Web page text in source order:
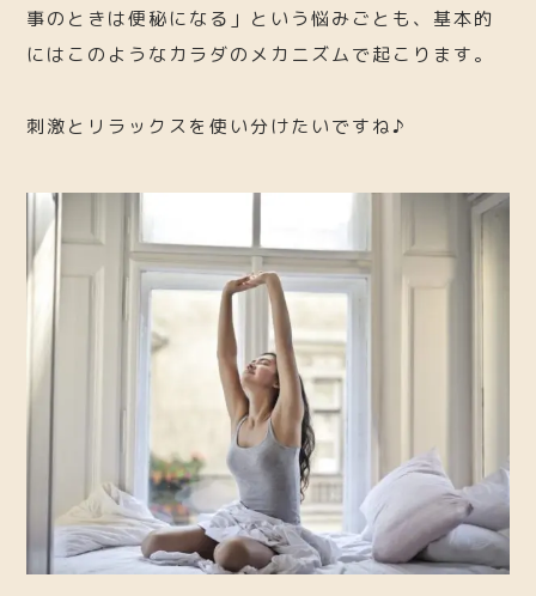
事のときは便秘になる」という悩みごとも、基本的
にはこのようなカラダのメカニズムで起こります。
刺激とリラックスを使い分けたいですね♪